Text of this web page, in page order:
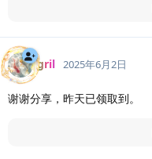
gril 2025年6月2日
谢谢分享，昨天已领取到。